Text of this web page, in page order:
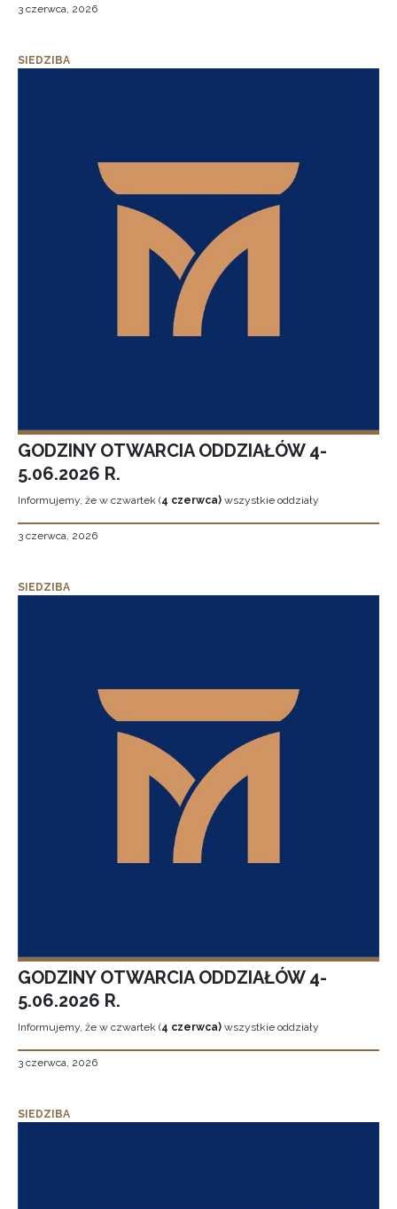
3 czerwca, 2026
SIEDZIBA
GODZINY OTWARCIA ODDZIAŁÓW 4-
5.06.2026 R.
Informujemy, że w czwartek (4 czerwca) wszystkie oddziały
3 czerwca, 2026
SIEDZIBA
GODZINY OTWARCIA ODDZIAŁÓW 4-
5.06.2026 R.
Informujemy, że w czwartek (4 czerwca) wszystkie oddziały
3 czerwca, 2026
SIEDZIBA